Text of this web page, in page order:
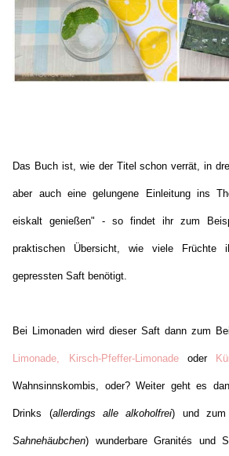
Das Buch ist, wie der Titel schon verrät, in
aber auch eine gelungene Einleitung ins
eiskalt genießen" - so findet ihr zum
praktischen Übersicht, wie viele
gepressten Saft benötigt.
Bei Limonaden wird dieser Saft dann zum
Limonade, Kirsch-Pfeffer-Limonadeoder
Wahnsinnskombis, oder? Weiter geht es
Drinks (allerdings alle alkoholfrei) und
Sahnehäubchen) wunderbare Granités und